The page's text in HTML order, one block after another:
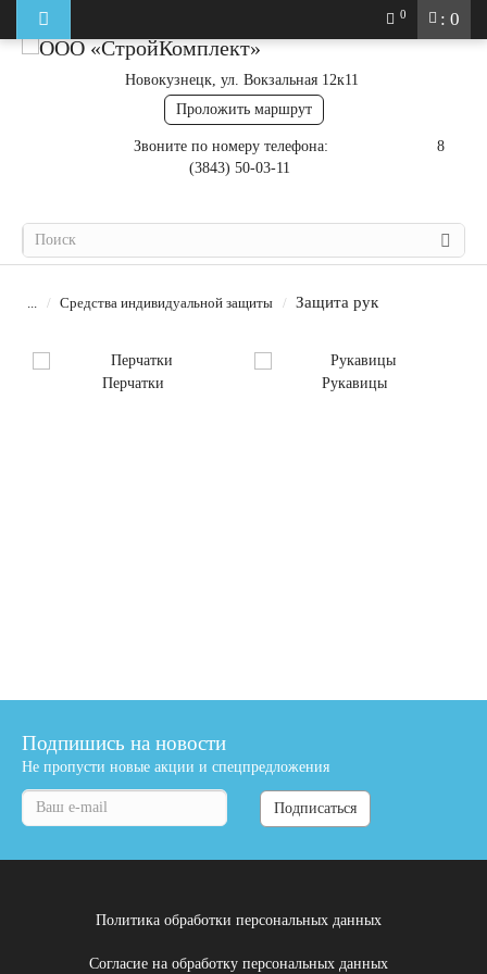
: 0
0
Новокузнецк, ул. Вокзальная 12к11
Проложить маршрут
Звоните по номеру телефона: 8
(3843) 50-03-11
... Средства индивидуальной защиты Защита рук
Перчатки Рукавицы
Подпишись на новости
Не пропусти новые акции и спецпредложения
Подписаться
Политика обработки персональных данных
Согласие на обработку персональных данных